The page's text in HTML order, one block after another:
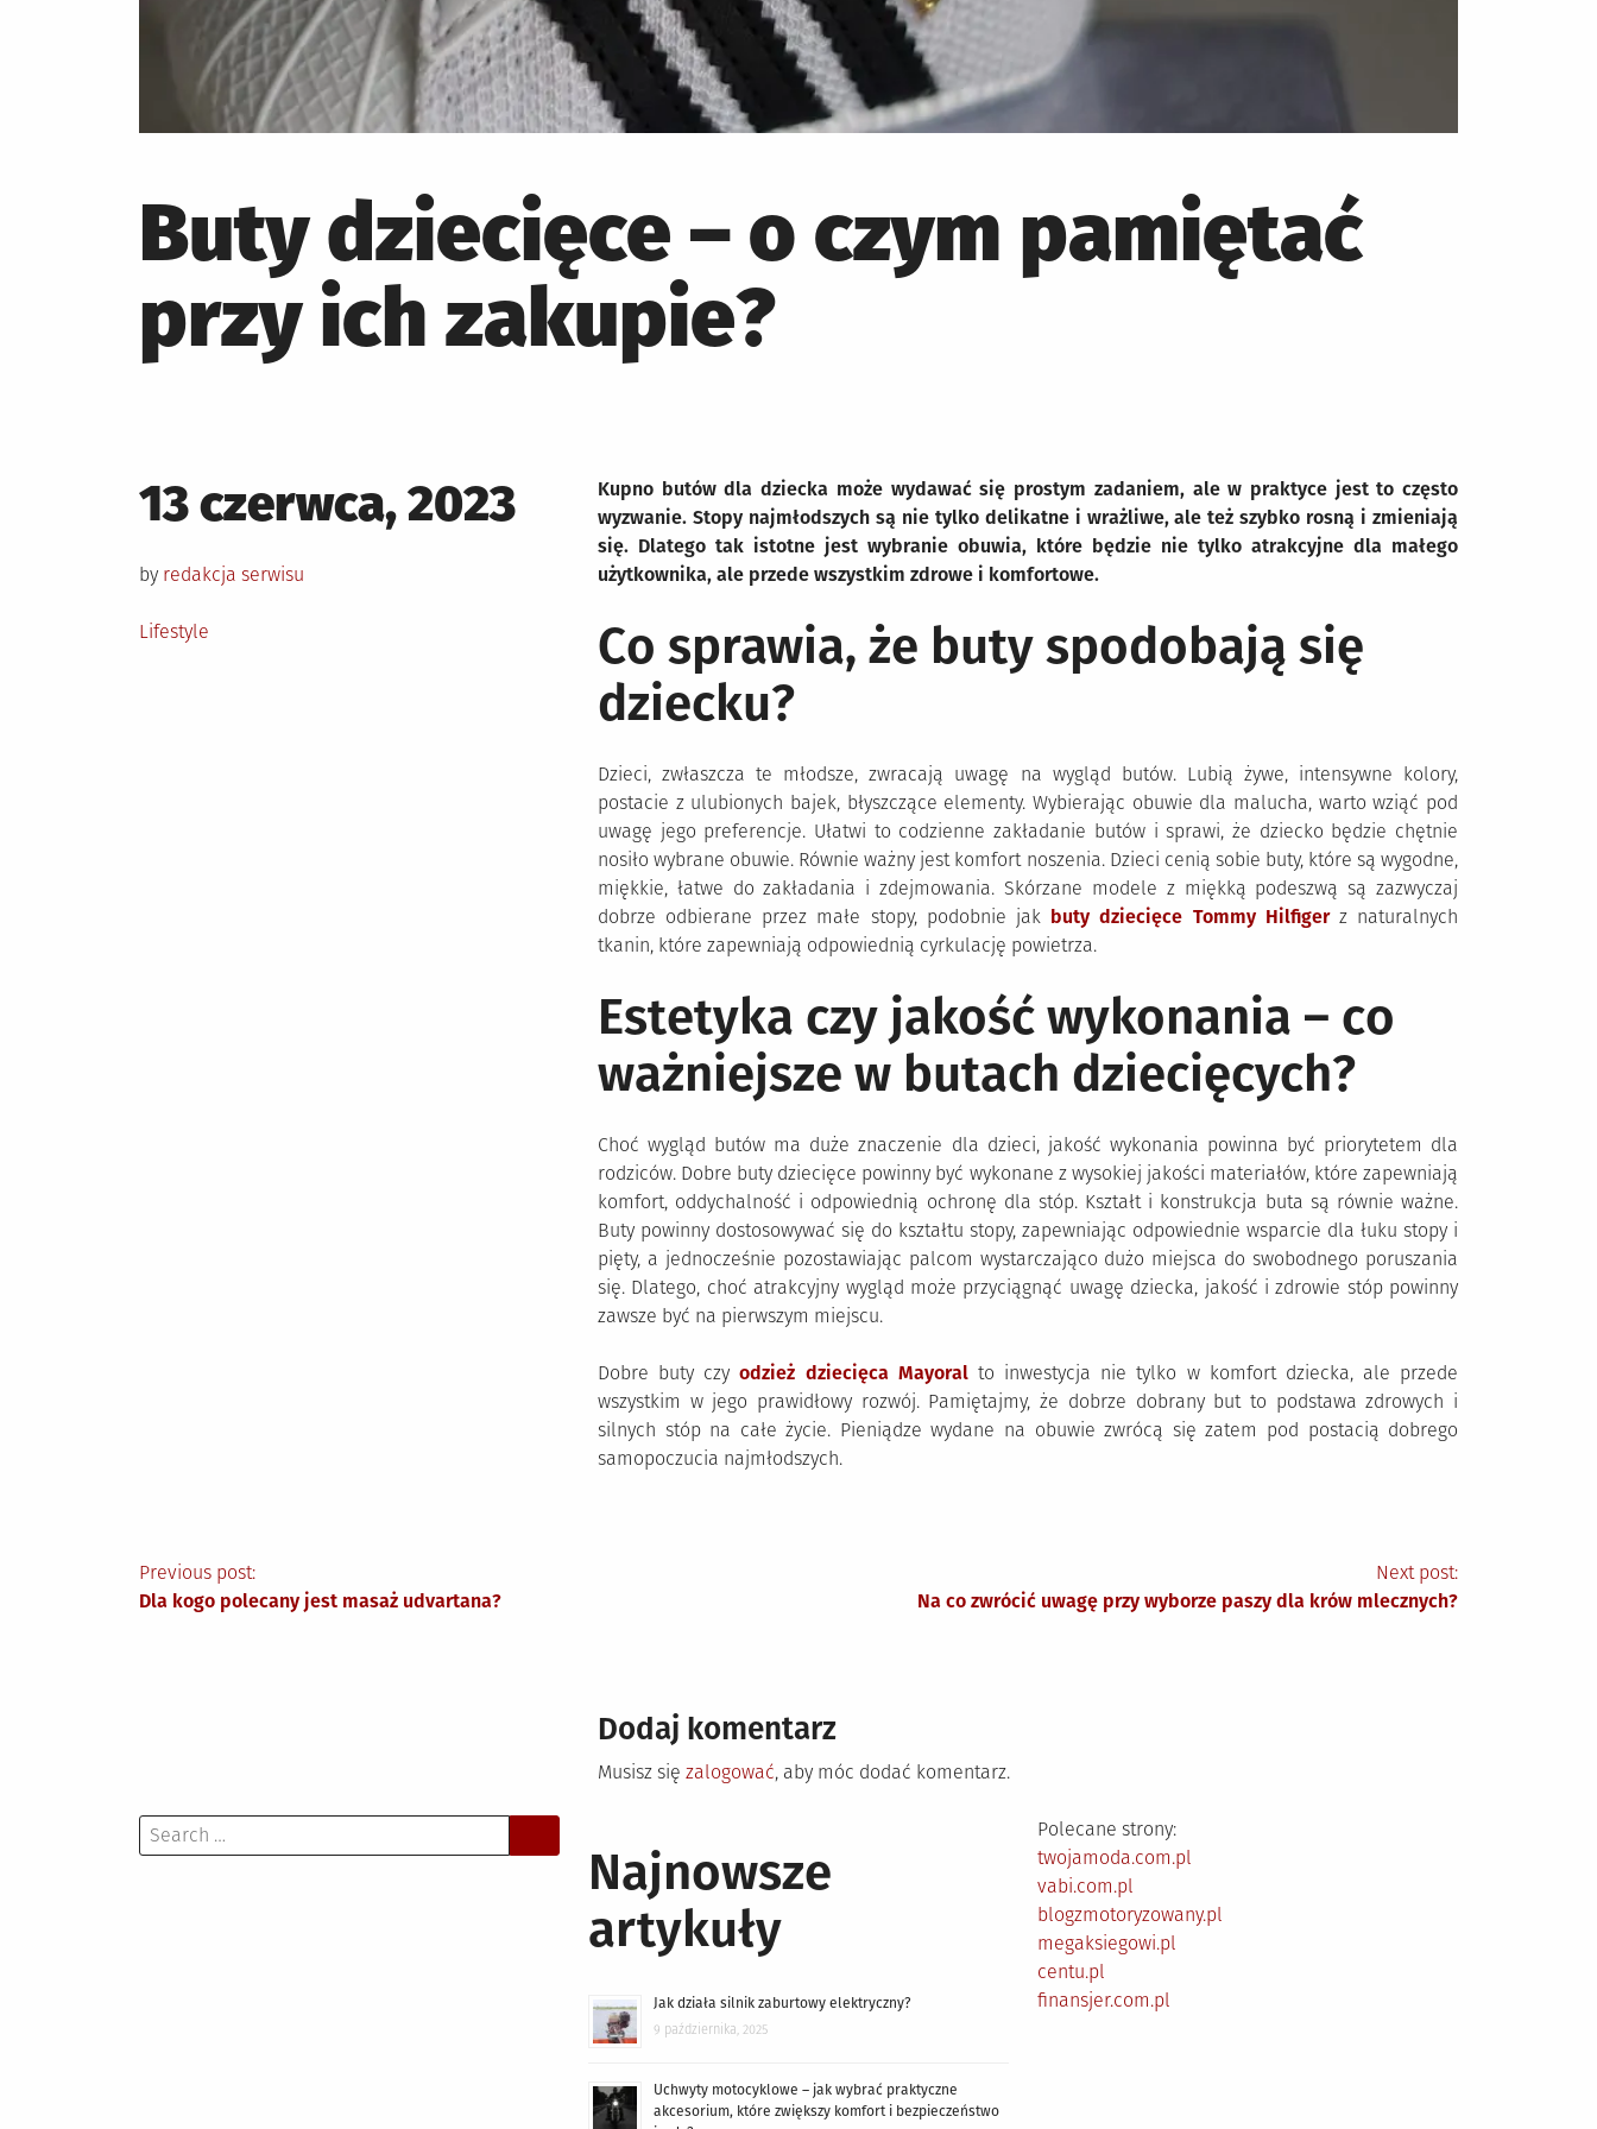
Buty dziecięce – o czym pamiętać
przy ich zakupie?
Posted
on
13 czerwca, 2023
by redakcja serwisu
Posted
Lifestyle
Kupno butów dla dziecka może wydawać się prostym zadaniem, ale w praktyce jest to często
wyzwanie. Stopy najmłodszych są nie tylko delikatne i wrażliwe, ale też szybko rosną i zmieniają
się. Dlatego tak istotne jest wybranie obuwia, które będzie nie tylko atrakcyjne dla małego
użytkownika, ale przede wszystkim zdrowe i komfortowe.
Co sprawia, że buty spodobają się
dziecku?
Dzieci, zwłaszcza te młodsze, zwracają uwagę na wygląd butów. Lubią żywe, intensywne kolory,
postacie z ulubionych bajek, błyszczące elementy. Wybierając obuwie dla malucha, warto wziąć pod
uwagę jego preferencje. Ułatwi to codzienne zakładanie butów i sprawi, że dziecko będzie chętnie
nosiło wybrane obuwie. Równie ważny jest komfort noszenia. Dzieci cenią sobie buty, które są wygodne,
miękkie, łatwe do zakładania i zdejmowania. Skórzane modele z miękką podeszwą są zazwyczaj
dobrze odbierane przez małe stopy, podobnie jak buty dziecięce Tommy Hilfigerz naturalnych
tkanin, które zapewniają odpowiednią cyrkulację powietrza.
Estetyka czy jakość wykonania – co
ważniejsze w butach dziecięcych?
Choć wygląd butów ma duże znaczenie dla dzieci, jakość wykonania powinna być priorytetem dla
rodziców. Dobre buty dziecięce powinny być wykonane z wysokiej jakości materiałów, które zapewniają
komfort, oddychalność i odpowiednią ochronę dla stóp. Kształt i konstrukcja buta są równie ważne.
Buty powinny dostosowywać się do kształtu stopy, zapewniając odpowiednie wsparcie dla łuku stopy i
pięty, a jednocześnie pozostawiając palcom wystarczająco dużo miejsca do swobodnego poruszania
się. Dlatego, choć atrakcyjny wygląd może przyciągnąć uwagę dziecka, jakość i zdrowie stóp powinny
zawsze być na pierwszym miejscu.
Dobre buty czyodzież dziecięca Mayoralto inwestycja nie tylko w komfort dziecka, ale przede
wszystkim w jego prawidłowy rozwój. Pamiętajmy, że dobrze dobrany but to podstawa zdrowych i
silnych stóp na całe życie. Pieniądze wydane na obuwie zwrócą się zatem pod postacią dobrego
samopoczucia najmłodszych.
Nawigacja
Previous post:
Dla kogo polecany jest masaż udvartana?
Next post:
Na co zwrócić uwagę przy wyborze paszy dla krów mlecznych?
Dodaj komentarz
Musisz się zalogować, aby móc dodać komentarz.
Search
for:
Najnowsze
artykuły
Jak działa silnik zaburtowy elektryczny?
9 października, 2025
Uchwyty motocyklowe – jak wybrać praktyczne
akcesorium, które zwiększy komfort i bezpieczeństwo
Polecane strony:
twojamoda.com.pl
vabi.com.pl
blogzmotoryzowany.pl
megaksiegowi.pl
centu.pl
finansjer.com.pl